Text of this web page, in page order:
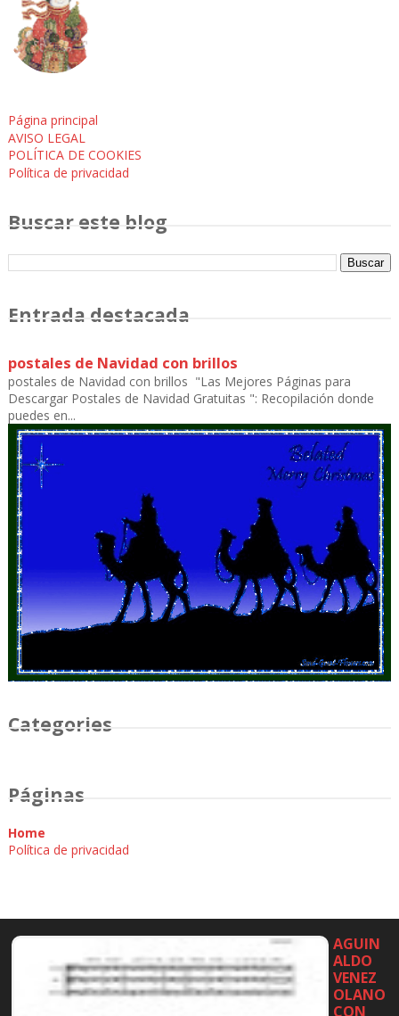
Página principal
AVISO LEGAL
POLÍTICA DE COOKIES
Política de privacidad
Buscar este blog
Entrada destacada
postales de Navidad con brillos
postales de Navidad con brillos "Las Mejores Páginas para
Descargar Postales de Navidad Gratuitas ": Recopilación donde
puedes en...
Categories
Páginas
Home
Política de privacidad
AGUIN
ALDO
VENEZ
OLANO
CON